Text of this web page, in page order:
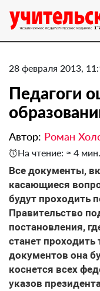
28 февраля 2013,
Педагоги
Автор: Роман
На чтение: ≈ 4 мин.
Все документы,
касающиеся
будут проходить
Правительство
постановления,
станет проходить
документов она
коснется всех
указов